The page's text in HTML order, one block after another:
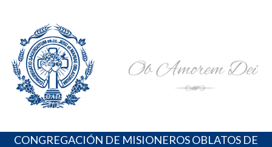
content
Portal de los Padres Oblatos. Advocaciones Marianas,
Oraciones, Música religiosa y más
CONGREGACIÓN DE MISIONEROS OBLATOS DE